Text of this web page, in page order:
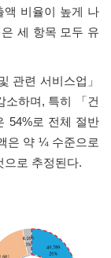
액 비율이 높게 나
은 세 항목 모두 유
관련 서비스업 」
소하며 , 특히 「 건
54%로 전체 절반
은 약 ¼ 수준으로
으로 추정된다.